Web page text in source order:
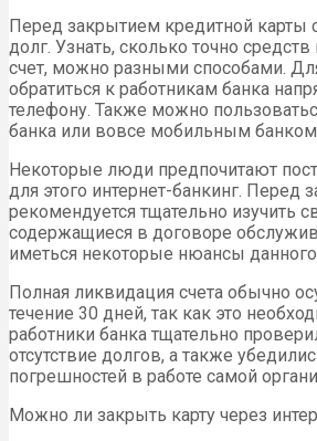
Перед закрытием кредитной карты
долг. Узнать, сколько точно
счет, можно разными способами.
обратиться к работникам банка
телефону. Также можно
банка или вовсе мобильным
Некоторые люди предпочитают
для этого интернет-банкинг. Перед
рекомендуется тщательно изучить
содержащиеся в договоре
иметься некоторые нюансы
Полная ликвидация счета обычно
течение 30 дней, так как это
работники банка тщательно
отсутствие долгов, а также
погрешностей в работе самой
Можно ли закрыть карту через